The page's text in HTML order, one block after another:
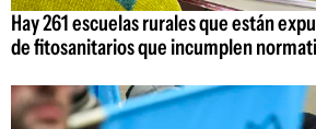
Hay 261 escuelas rurales que están
de fitosanitarios que incumplen